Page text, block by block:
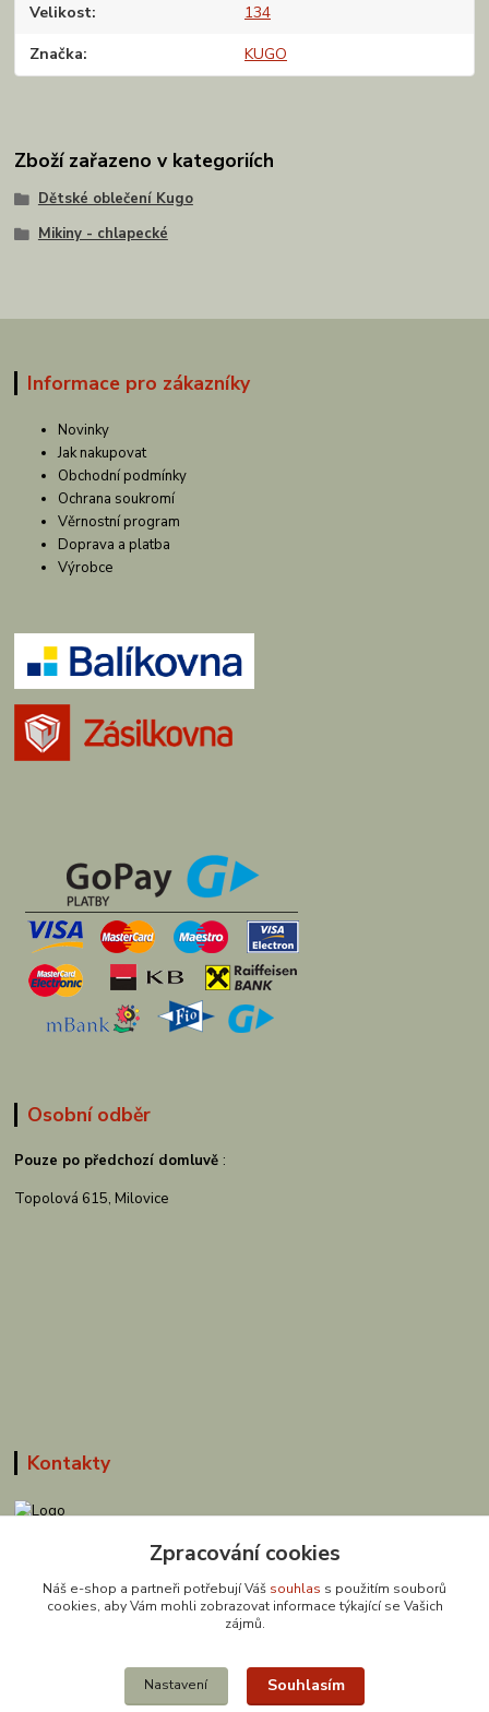
Velikost 134
Značka KUGO
Zboží zařazeno v kategoriích
Dětské oblečení Kugo
Mikiny - chlapecké
Informace pro zákazníky
Novinky
Jak nakupovat
Obchodní podmínky
Ochrana soukromí
Věrnostní program
Doprava a platba
Výrobce
Osobní odběr
Pouze po předchozí domluvě :
Topolová 615, Milovice
Kontakty
obchod@zuzishop.cz
Zpracování cookies
Náš e-shop a partneři potřebují Váš souhlas s použitím souborů
cookies, aby Vám mohli zobrazovat informace týkající se Vašich
zájmů.
Nastavení Souhlasím